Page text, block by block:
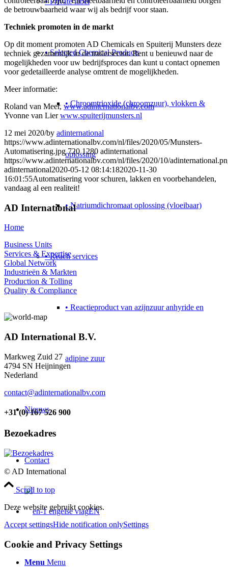
• Selected Chemical Products
• Chroomtrioxide (chroomzuur), vlokken &
oplossing
• Natriumdichromaat oplossing (vloeibaar)
• Reach services
• Reactieproduct van azijnzuur anhyride en
adipine zuur
Nieuws
Contact
EN
Menu Menu
de betrouwbaarheid waar wij als bedrijf voor staan.
Techniek promoten in de markt
Op dit moment promoten AD Chemicals en Spuiterij Munsters deze
techniek gezamenlijk in de trailersector. Bent u benieuwd naar de
mogelijkheden voor uw bedrijfsproces dan kunt u contact opnemen
voor gedetailleerde analyse omtrent de mogelijkheden.
Meer informatie:
Roland van Meer, www.adinternationalbv.com
Yvonne van Lierwww.spuiterijmunsters.nl
12 mei 2020/by adinternational
https://www.adinternationalbv.com/nl/files/2020/05/Munsters-
Automatisering.jpg 720 1280 adinternational
https://www.adinternationalbv.com/nl/files/2020/10/
adinternational2020-05-12 08:14:182020-11-30
16:01:55Automatisering voor schuren, lakken en voorbehandelen,
vandaag al een realiteit!
AD International
Home
Business Units
Services & Expertise
Global Network
Industrieën & Markten
Production & Tolling
Quality & Compliance
AD International B.V.
Markweg Zuid 27
4794 SN Heijningen
Nederland
contact@adinternationalbv.com
+31 (0) 167 526 900
Bezoekadres
© AD International
Scroll to top
Deze website gebruikt cookies.
Accept settingsHide notification onlySettings
Cookie and Privacy Settings